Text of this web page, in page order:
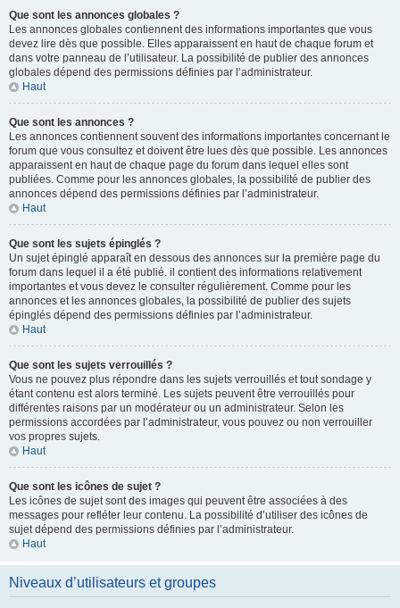
Que sont les annonces globales ?
Les annonces globales contiennent des informations importantes que vous
devez lire dès que possible. Elles apparaissent en haut de chaque forum et
dans votre panneau de l’utilisateur. La possibilité de publier des annonces
globales dépend des permissions définies par l’administrateur.
Haut
Que sont les annonces ?
Les annonces contiennent souvent des informations importantes concernant le
forum que vous consultez et doivent être lues dès que possible. Les annonces
apparaissent en haut de chaque page du forum dans lequel elles sont
publiées. Comme pour les annonces globales, la possibilité de publier des
annonces dépend des permissions définies par l’administrateur.
Haut
Que sont les sujets épinglés ?
Un sujet épinglé apparaît en dessous des annonces sur la première page du
forum dans lequel il a été publié. il contient des informations relativement
importantes et vous devez le consulter régulièrement. Comme pour les
annonces et les annonces globales, la possibilité de publier des sujets
épinglés dépend des permissions définies par l’administrateur.
Haut
Que sont les sujets verrouillés ?
Vous ne pouvez plus répondre dans les sujets verrouillés et tout sondage y
étant contenu est alors terminé. Les sujets peuvent être verrouillés pour
différentes raisons par un modérateur ou un administrateur. Selon les
permissions accordées par l’administrateur, vous pouvez ou non verrouiller
vos propres sujets.
Haut
Que sont les icônes de sujet ?
Les icônes de sujet sont des images qui peuvent être associées à des
messages pour refléter leur contenu. La possibilité d’utiliser des icônes de
sujet dépend des permissions définies par l’administrateur.
Haut
Niveaux d’utilisateurs et groupes